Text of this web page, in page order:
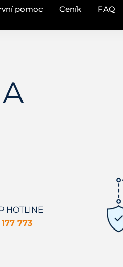
pomoc Ceník FAQ
HOTLINE
773